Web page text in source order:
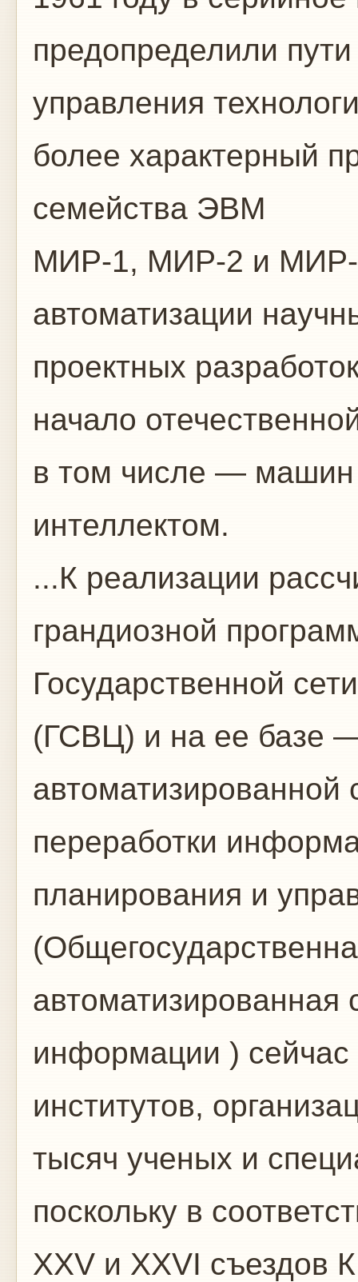
предопределили
управления
более характерный
семейства ЭВМ
МИР-1, МИР-2 и МИР-
автоматизации
проектных
начало
в том числе — машин
интеллектом.
...К реализации
грандиозной
Государственной
(ГСВЦ) и на ее базе
автоматизированной
переработки
планирования и
автоматизированная
информации ) сейчас
институтов,
тысяч ученых и
поскольку в
XXV и XXVI съездов